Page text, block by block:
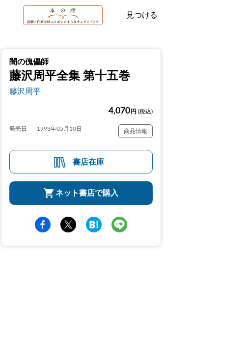
見つける
闇の傀儡師
藤沢周平全集 第十五巻
藤沢周平
4,070 円 (税込)
発売日 1993年05月10日 商品情報
書店在庫
ネット書店で購入